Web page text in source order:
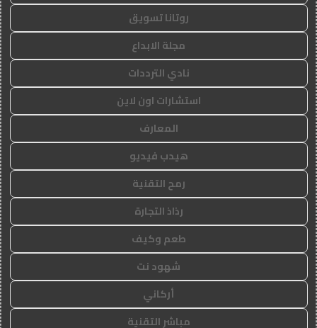
روتانا تسويق
مجلة الابداع
نادي الترددات
استشارات اون لاين
المعارف
هيدب فيديو
رمح التقنية
رذاذ التجارة
طعم وكيف
شهود نت
أركاني
مباشر التقنية